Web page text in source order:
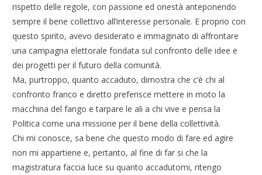
rispetto delle regole, con passione ed onestà anteponendo
sempre il bene collettivo all’interesse personale. E proprio con
questo spirito, avevo desiderato e immaginato di affrontare
una campagna elettorale fondata sul confronto delle idee e
dei progetti per il futuro della comunità.
Ma, purtroppo, quanto accaduto, dimostra che c’è chi al
confronto franco e diretto preferisce mettere in moto la
macchina del fango e tarpare le ali a chi vive e pensa la
Politica come una missione per il bene della collettività.
Chi mi conosce, sa bene che questo modo di fare ed agire
non mi appartiene e, pertanto, al fine di far si che la
magistratura faccia luce su quanto accadutomi, ritengo